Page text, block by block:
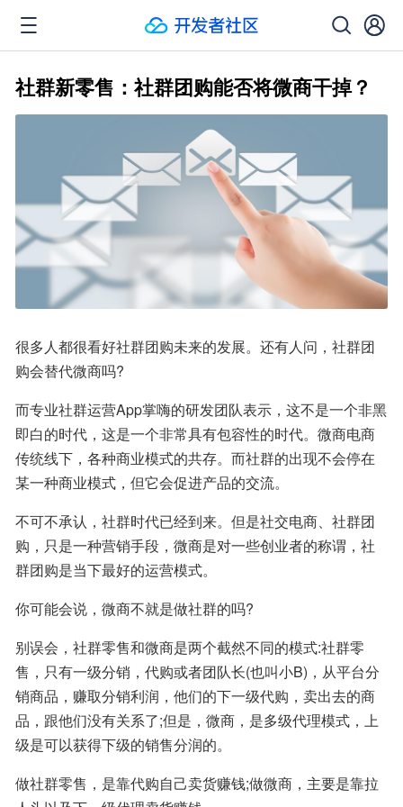
社群新零售：社群团购能否将微商干掉？
很多人都很看好社群团购未来的发展。还有人问，社群团
购会替代微商吗?
而专业社群运营App掌嗨的研发团队表示，这不是一个非黑
即白的时代，这是一个非常具有包容性的时代。微商电商
传统线下，各种商业模式的共存。而社群的出现不会停在
某一种商业模式，但它会促进产品的交流。
不可不承认，社群时代已经到来。但是社交电商、社群团
购，只是一种营销手段，微商是对一些创业者的称谓，社
群团购是当下最好的运营模式。
你可能会说，微商不就是做社群的吗?
别误会，社群零售和微商是两个截然不同的模式:社群零
售，只有一级分销，代购或者团队长(也叫小B)，从平台分
销商品，赚取分销利润，他们的下一级代购，卖出去的商
品，跟他们没有关系了;但是，微商，是多级代理模式，上
级是可以获得下级的销售分润的。
做社群零售，是靠代购自己卖货赚钱;做微商，主要是靠拉